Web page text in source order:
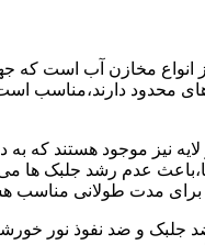
انواع مخازن آب است که
محدود دارند،مناسب
نیز موجود هستند که به
عدم رشد جلبک ها
برای مدت طولانی مناسب
ضد جلبک و ضد نفوذ نور